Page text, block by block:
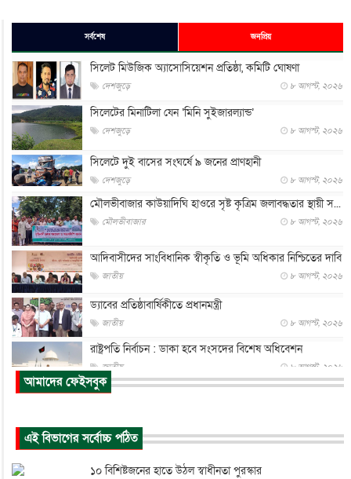
সর্বশেষ জনপ্রিয়
সিলেট মিউজিক অ্যাসোসিয়েশন প্রতিষ্ঠা, কমিটি ঘোষণা
দেশজুড়ে ৮ আগস্ট, ২০২৬
সিলেটের মিনাটিলা যেন ‘মিনি সুইজারল্যান্ড’
দেশজুড়ে ৮ আগস্ট, ২০২৬
সিলেটে দুই বাসের সংঘর্ষে ৯ জনের প্রাণহানী
দেশজুড়ে ৮ আগস্ট, ২০২৬
মৌলভীবাজার কাউয়াদিঘি হাওরে সৃষ্ট কৃত্রিম জলাবদ্ধতার স্থায়ী স...
মৌলভীবাজার ৮ আগস্ট, ২০২৬
আদিবাসীদের সাংবিধানিক স্বীকৃতি ও ভূমি অধিকার নিশ্চিতের দাবি
জাতীয় ৮ আগস্ট, ২০২৬
ড্যাবের প্রতিষ্ঠাবার্ষিকীতে প্রধানমন্ত্রী
জাতীয় ৮ আগস্ট, ২০২৬
রাষ্ট্রপতি নির্বাচন : ডাকা হবে সংসদের বিশেষ অধিবেশন
জাতীয় ৮ আগস্ট, ২০২৬
প্রধানমন্ত্রীর সঙ্গে সাক্ষাতে খুদে শিল্পী অনুশ্রী রায়ের স্বপ...
পাকিস্তান-তুরস্কের সঙ্গে প্রতিরক্ষা চুক্তি সৌদি আরবকে কতটা ন...
আন্তর্জাতিক
আমাদের ফেইসবুক
এই বিভাগের সর্বোচ্চ পঠিত
১০ বিশিষ্টজনের হাতে উঠল স্বাধীনতা পুরস্কার